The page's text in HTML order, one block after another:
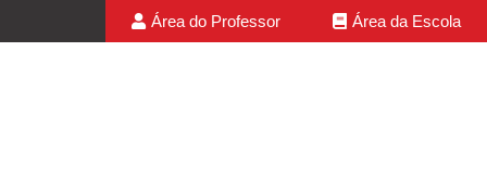
Área do Professor Área da Escola